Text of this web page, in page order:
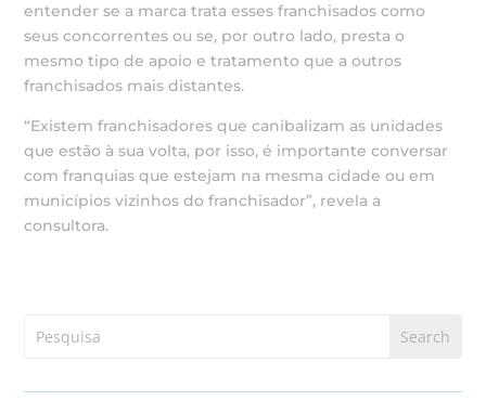
entender se a marca trata esses franchisados como
seus concorrentes ou se, por outro lado, presta o
mesmo tipo de apoio e tratamento que a outros
franchisados mais distantes.
“Existem franchisadores que canibalizam as unidades
que estão à sua volta, por isso, é importante conversar
com franquias que estejam na mesma cidade ou em
municípios vizinhos do franchisador”, revela a
consultora.